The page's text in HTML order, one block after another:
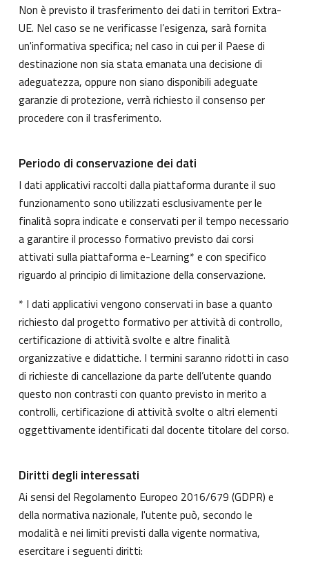
Non è previsto il trasferimento dei dati in territori Extra-
UE. Nel caso se ne verificasse l’esigenza, sarà fornita
un'informativa specifica; nel caso in cui per il Paese di
destinazione non sia stata emanata una decisione di
adeguatezza, oppure non siano disponibili adeguate
garanzie di protezione, verrà richiesto il consenso per
procedere con il trasferimento.
Periodo di conservazione dei dati
I dati applicativi raccolti dalla piattaforma durante il suo
funzionamento sono utilizzati esclusivamente per le
finalità sopra indicate e conservati per il tempo necessario
a garantire il processo formativo previsto dai corsi
attivati sulla piattaforma e-Learning* e con specifico
riguardo al principio di limitazione della conservazione.
* I dati applicativi vengono conservati in base a quanto
richiesto dal progetto formativo per attività di controllo,
certificazione di attività svolte e altre finalità
organizzative e didattiche. I termini saranno ridotti in caso
di richieste di cancellazione da parte dell’utente quando
questo non contrasti con quanto previsto in merito a
controlli, certificazione di attività svolte o altri elementi
oggettivamente identificati dal docente titolare del corso.
Diritti degli interessati
Ai sensi del Regolamento Europeo 2016/679 (GDPR) e
della normativa nazionale, l'utente può, secondo le
modalità e nei limiti previsti dalla vigente normativa,
esercitare i seguenti diritti: